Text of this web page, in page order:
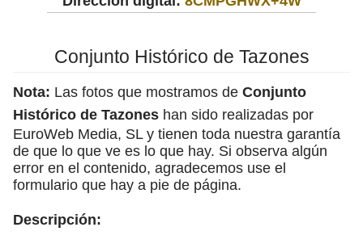
Conjunto Histórico de Tazones
Nota: Las fotos que mostramos de Conjunto
Histórico de Tazones han sido realizadas por
EuroWeb Media, SL y tienen toda nuestra garantía
de que lo que ve es lo que hay. Si observa algún
error en el contenido, agradecemos use el
formulario que hay a pie de página.
Descripción: